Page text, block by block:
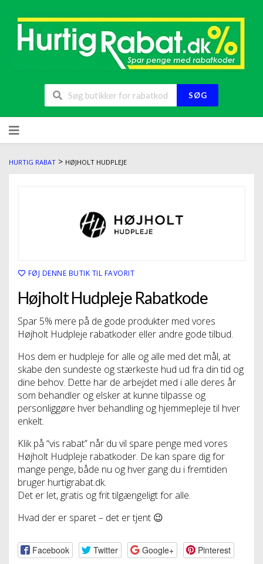
SØG
HURTIG RABAT > HØJHOLT HUDPLEJE
FØJ DENNE BUTIK TIL FAVORIT
Højholt Hudpleje Rabatkode
Spar 5% mere på de gode produkter med vores
Højholt Hudpleje rabatkoder eller andre gode tilbud.
Hos dem er hudpleje for alle og alle med det mål, at
skabe den sundeste og stærkeste hud ud fra din tid og
dine behov. Dette har de arbejdet med i alle deres år
som behandler og elsker at kunne tilpasse og
personliggøre hver behandling og hjemmepleje til hver
enkelt.
Klik på “vis rabat” når du vil spare penge med vores
Højholt Hudpleje rabatkoder. De kan spare dig for
mange penge, både nu og hver gang du i fremtiden
bruger hurtigrabat.dk.
Det er let, gratis og frit tilgængeligt for alle.
Hvad der er sparet – det er tjent 😉
Facebook Twitter Google+ Pinterest